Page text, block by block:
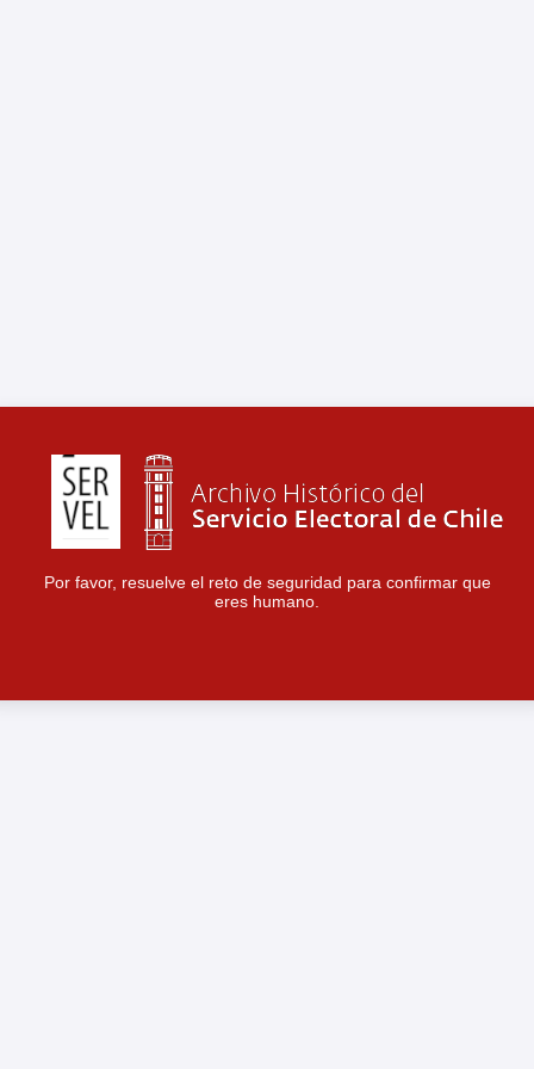
Por favor, resuelve el reto de seguridad para confirmar que
eres humano.